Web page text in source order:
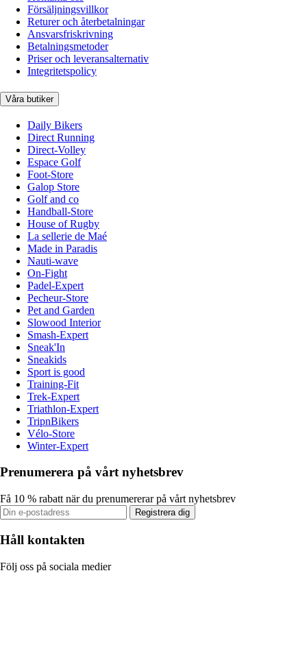
Försäljningsvillkor
Returer och återbetalningar
Ansvarsfriskrivning
Betalningsmetoder
Priser och leveransalternativ
Integritetspolicy
Våra butiker
Daily Bikers
Direct Running
Direct-Volley
Espace Golf
Foot-Store
Galop Store
Golf and co
Handball-Store
House of Rugby
La sellerie de Maé
Made in Paradis
Nauti-wave
On-Fight
Padel-Expert
Pecheur-Store
Pet and Garden
Slowood Interior
Smash-Expert
Sneak'In
Sneakids
Sport is good
Training-Fit
Trek-Expert
Triathlon-Expert
TripnBikers
Vélo-Store
Winter-Expert
Prenumerera på vårt nyhetsbrev
Få 10 % rabatt när du prenumererar på vårt nyhetsbrev
Registrera dig
Håll kontakten
Följ oss på sociala medier